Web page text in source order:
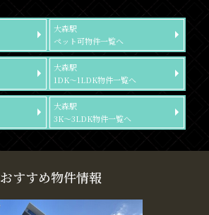
大森駅
ペット可物件一覧へ
大森駅
1DK～1LDK物件一覧へ
大森駅
3K～3LDK物件一覧へ
おすすめ物件情報